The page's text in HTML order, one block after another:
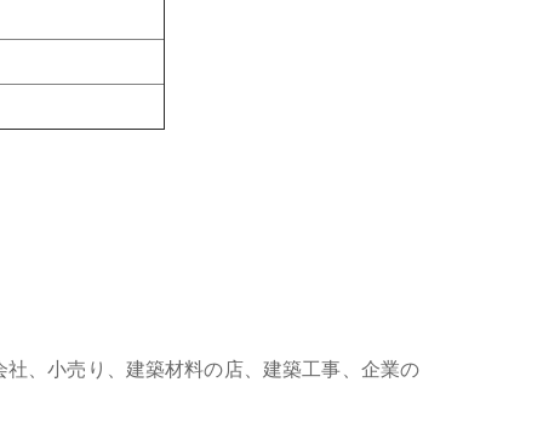
、小売り、建築材料の店、建築工事、企業の